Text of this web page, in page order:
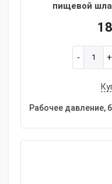
пищевой
Рабочее давление,